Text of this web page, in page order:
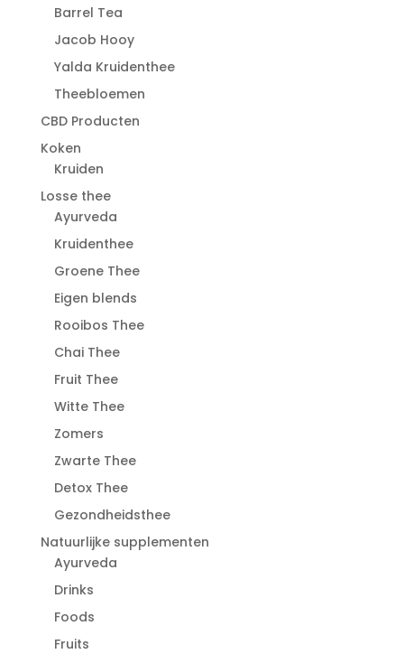
Barrel Tea
Jacob Hooy
Yalda Kruidenthee
Theebloemen
CBD Producten
Koken
Kruiden
Losse thee
Ayurveda
Kruidenthee
Groene Thee
Eigen blends
Rooibos Thee
Chai Thee
Fruit Thee
Witte Thee
Zomers
Zwarte Thee
Detox Thee
Gezondheidsthee
Natuurlijke supplementen
Ayurveda
Drinks
Foods
Fruits